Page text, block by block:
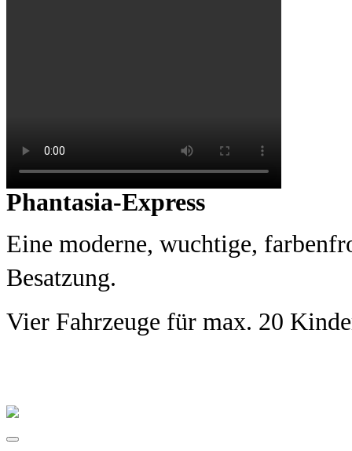
Phantasia-Express
Eine moderne, wuchtige,
Besatzung.
Vier Fahrzeuge für max. 20